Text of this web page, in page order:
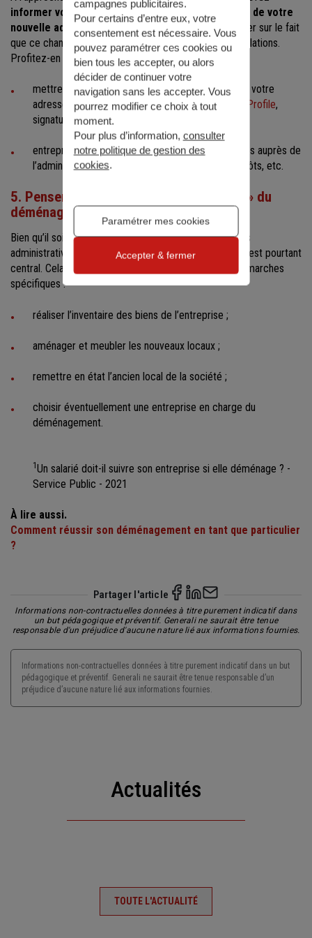
informer vos clients, fournisseurs et prestataires de votre
nouvelle adresse. N'hésitez pas non plus à les rassurer sur le fait
que ce changement n'aura pas d'implications sur vos relations.
Profitez-en également pour :
mettre à jour l’ensemble des supports présentant votre
adresse : cartes de visite, fiche Google Business Profile,
signatures des e-mails, etc. ;
entreprendre en amont les démarches nécessaires auprès de
l’administration : URSSAF, Assurance maladie, impôts, etc.
5. Penser aux implications « techniques » du
déménagement
Bien qu’il soit souvent sous-estimé au profit des tâches
administratives,
l’aspect pratique du déménagement est pourtant
central. Cela implique d’ailleurs d’anticiper plusieurs démarches
spécifiques :
réaliser l’inventaire des biens de l’entreprise ;
aménager et meubler les nouveaux locaux ;
remettre en état l’ancien local de la société ;
choisir éventuellement une entreprise en charge du
déménagement.
1Un salarié doit-il suivre son entreprise si elle déménage ? -
Service Public - 2021
À lire aussi.
Comment réussir son déménagement en tant que particulier
?
Partager l'article
Informations non-contractuelles données à titre purement indicatif dans
un but pédagogique et préventif. Generali ne saurait être tenue
responsable d'un préjudice d'aucune nature lié aux informations fournies.
Informations non-contractuelles données à titre purement indicatif dans un but
pédagogique et préventif. Generali ne saurait être tenue responsable d’un
préjudice d’aucune nature lié aux informations fournies.
Actualités
TOUTE L'ACTUALITÉ
campagnes publicitaires.
Pour certains d’entre eux, votre
consentement est nécessaire. Vous
pouvez paramétrer ces cookies ou
bien tous les accepter, ou alors
décider de continuer votre
navigation sans les accepter. Vous
pourrez modifier ce choix à tout
moment.
Pour plus d’information, consulter
notre politique de gestion des
cookies.
Paramétrer mes cookies
Accepter & fermer